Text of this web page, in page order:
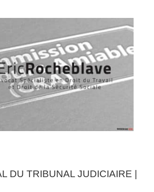
DU TRIBUNAL JUDICIAIRE |